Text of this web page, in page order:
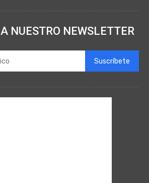
NUESTRO NEWSLETTER
Suscríbete